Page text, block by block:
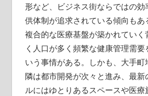
形など、ビジネス街ならではの効
供体制が追求されている傾向もあ
複合的な医療基盤が築かれていく
く人口が多く頻繁な健康管理需要
いう事情がある。しかも、大手町
隣は都市開発が次々と進み、最新
ルにはゆとりあるスペースや医療